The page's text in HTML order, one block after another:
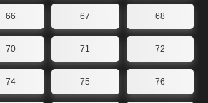
66 67 68
70 71 72
74 75 76